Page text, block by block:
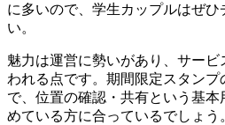
に多いので、学生カップルはぜひ
い。
魅力は運営に勢いがあり、サー
われる点です。期間限定スタン
で、位置の確認・共有という基
めている方に合っているでしょう